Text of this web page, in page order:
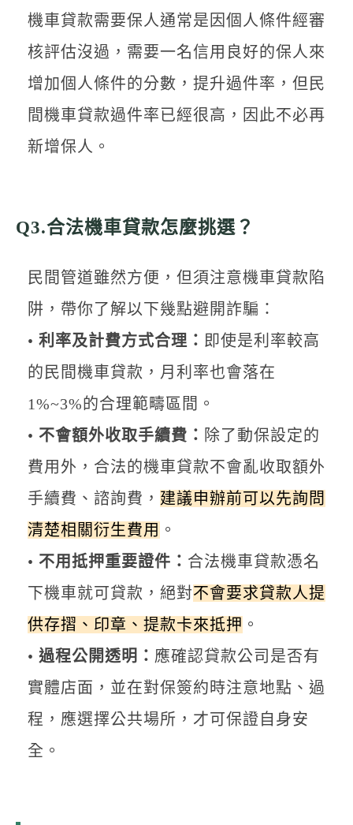
機車貸款需要保人通常是因個人條件經審
核評估沒過，需要一名信用良好的保人來
增加個人條件的分數，提升過件率，但民
間機車貸款過件率已經很高，因此不必再
新增保人。
Q3.合法機車貸款怎麼挑選？
民間管道雖然方便，但須注意機車貸款陷
阱，帶你了解以下幾點避開詐騙：
• 利率及計費方式合理： 即使是利率較高
的民間機車貸款，月利率也會落在
1%~3%的合理範疇區間。
• 不會額外收取手續費： 除了動保設定的
費用外，合法的機車貸款不會亂收取額外
手續費、諮詢費， 建議申辦前可以先詢問
清楚相關衍生費用 。
• 不用抵押重要證件： 合法機車貸款憑名
下機車就可貸款，絕對不會要求貸款人提
供存摺、印章、提款卡來抵押 。
• 過程公開透明： 應確認貸款公司是否有
實體店面，並在對保簽約時注意地點、過
程，應選擇公共場所，才可保證自身安
全。